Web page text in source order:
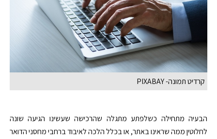
קרדיט תמונה- PIXABAY
הבעיה מתחילה כשלפתע מתגלה שהרכישה שעשינו הגיעה שונה
לחלוטין ממה שראינו באתר, או בכלל הלכה לאיבוד ברחבי מחסני הדואר